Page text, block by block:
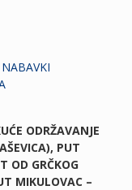
ODRŽAVANJE
PUT
OD GRČKOG
MIKULOVAC –